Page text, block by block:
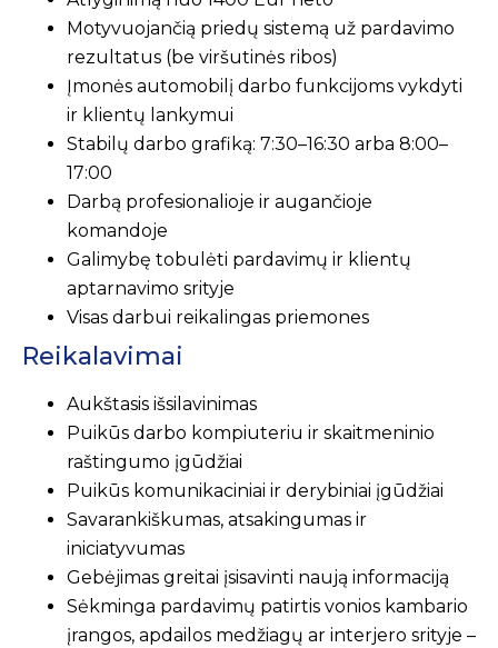
Motyvuojančią priedų sistemą už pardavimo
rezultatus (be viršutinės ribos)
Įmonės automobilį darbo funkcijoms vykdyti
ir klientų lankymui
Stabilų darbo grafiką: 7:30–16:30 arba 8:00–
17:00
Darbą profesionalioje ir augančioje
komandoje
Galimybę tobulėti pardavimų ir klientų
aptarnavimo srityje
Visas darbui reikalingas priemones
Reikalavimai
Aukštasis išsilavinimas
Puikūs darbo kompiuteriu ir skaitmeninio
raštingumo įgūdžiai
Puikūs komunikaciniai ir derybiniai įgūdžiai
Savarankiškumas, atsakingumas ir
iniciatyvumas
Gebėjimas greitai įsisavinti naują informaciją
Sėkminga pardavimų patirtis vonios kambario
įrangos, apdailos medžiagų ar interjero srityje –